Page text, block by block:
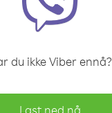
du ikke Viber ennå?
Last ned nå